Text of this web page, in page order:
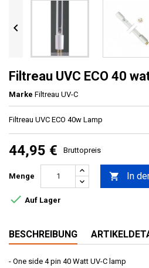

Filtreau UVC ECO 40
Marke Filtreau UV-C
Filtreau UVC ECO 40w Lamp
44,95 € Bruttopreis
Menge  In
 Auf Lager
BESCHREIBUNG
- One side 4 pin 40 Watt UV-C lamp